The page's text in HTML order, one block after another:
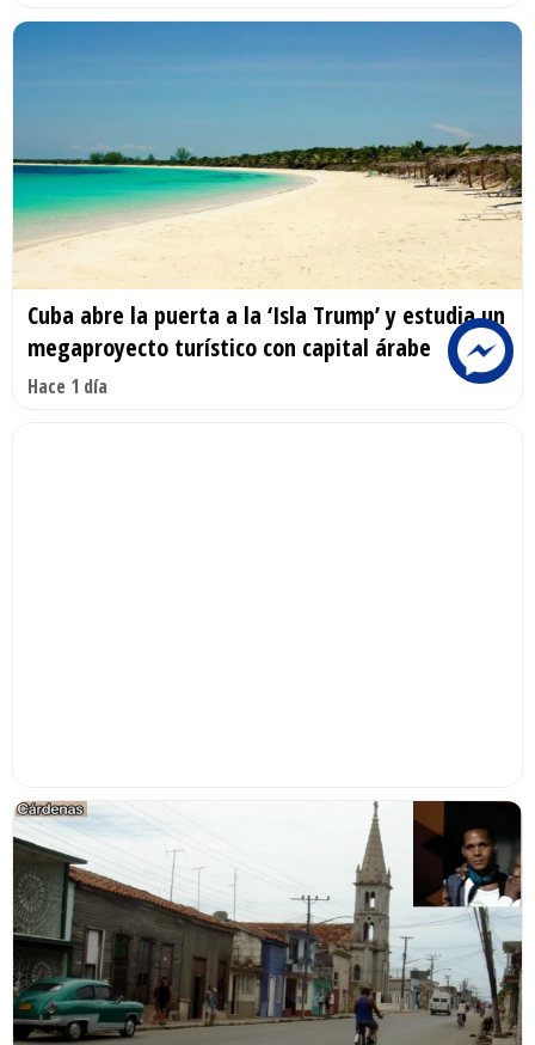
Cuba abre la puerta a la ‘Isla Trump’ y estudia un
megaproyecto turístico con capital árabe
Hace 1 día